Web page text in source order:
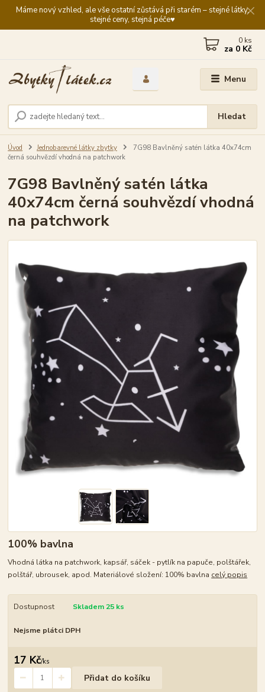
Máme nový vzhled, ale vše ostatní zůstává při starém – stejné látky,
stejné ceny, stejná péče♥️
Menu
Hledat
0 ks
za 0 Kč
Úvod Jednobarevné látky zbytky
7G98 Bavlněný satén látka 40x74cm
černá souhvězdí vhodná na patchwork
7G98 Bavlněný satén látka
40x74cm černá souhvězdí vhodná
na patchwork
100% bavlna
Vhodná látka na patchwork, kapsář, sáček - pytlík na papuče, polštářek,
polštář, ubrousek, apod. Materiálové složení: 100% bavlna celý popis
Dostupnost Skladem 25 ks
Nejsme plátci DPH
17 Kč/ks
Přidat do košíku